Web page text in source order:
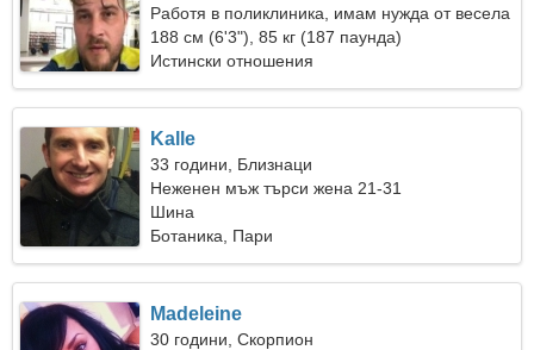
Работя в поликлиника, имам нужда от весела
жена
188 см (6'3"), 85 кг (187 паунда)
Истински отношения
Kalle
33 години, Близнаци
Неженен мъж търси жена 21-31
Шина
Ботаника, Пари
Madeleine
30 години, Скорпион